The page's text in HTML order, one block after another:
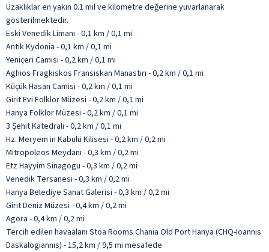
Uzaklıklar en yakın 0.1 mil ve kilometre değerine yuvarlanarak
gösterilmektedir.
Eski Venedik Limanı - 0,1 km / 0,1 mi
Antik Kydonia - 0,1 km / 0,1 mi
Yeniçeri Camisi - 0,2 km / 0,1 mi
Aghios Fragkiskos Fransiskan Manastırı - 0,2 km / 0,1 mi
Küçük Hasan Camisi - 0,2 km / 0,1 mi
Girit Evi Folklor Müzesi - 0,2 km / 0,1 mi
Hanya Folklor Müzesi - 0,2 km / 0,1 mi
3 Şehit Katedrali - 0,2 km / 0,1 mi
Hz. Meryem in Kabulü Kilisesi - 0,2 km / 0,2 mi
Mitropoleos Meydanı - 0,3 km / 0,2 mi
Etz Hayyim Sinagogu - 0,3 km / 0,2 mi
Venedik Tersanesi - 0,3 km / 0,2 mi
Hanya Belediye Sanat Galerisi - 0,3 km / 0,2 mi
Girit Deniz Müzesi - 0,4 km / 0,2 mi
Agora - 0,4 km / 0,2 mi
Tercih edilen havaalanı Stoa Rooms Chania Old Port Hanya (CHQ-Ioannis
Daskalogiannis) - 15,2 km / 9,5 mi mesafede